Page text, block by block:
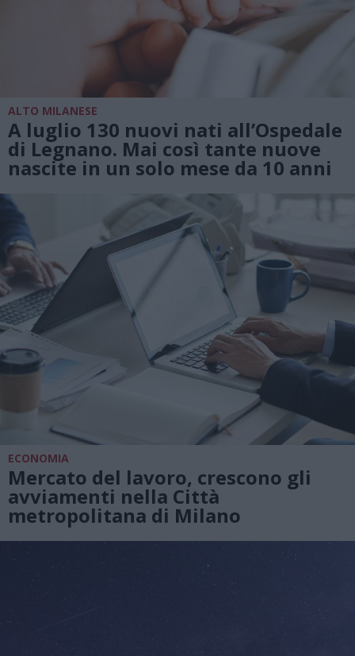
ALTO MILANESE
A luglio 130 nuovi nati all’Ospedale
di Legnano. Mai così tante nuove
nascite in un solo mese da 10 anni
ECONOMIA
Mercato del lavoro, crescono gli
avviamenti nella Città
metropolitana di Milano